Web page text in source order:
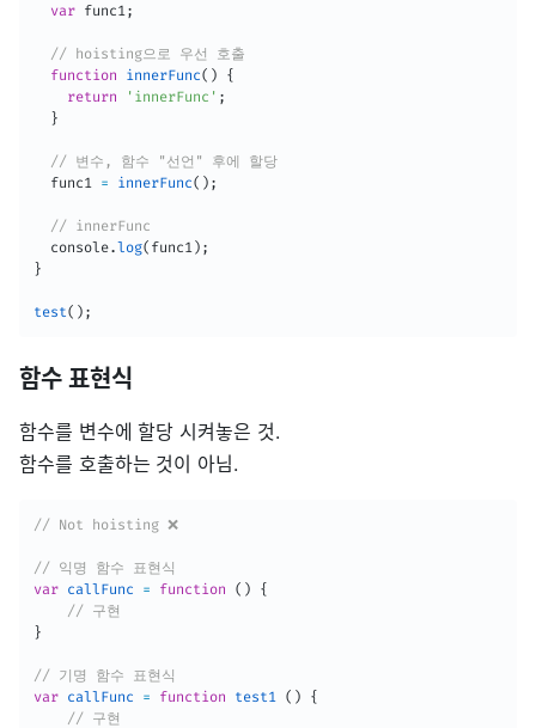
var func1 ;
// hoisting으로 우선 호출
function
innerFunc( )
{
return
'innerFunc' ;
}
// 변수, 함수 "선언" 후에 할당
  func1
= innerFunc( ) ;
// innerFunc
  console
.log( func1 ) ;
}
test( ) ;
함수 표현식
함수를 변수에 할당 시켜놓은 것.
함수를 호출하는 것이 아님.
// Not hoisting ❌
// 익명 함수 표현식
var callFunc = function ( )
{
// 구현
}
// 기명 함수 표현식
var callFunc = function test1 ( )
{
// 구현